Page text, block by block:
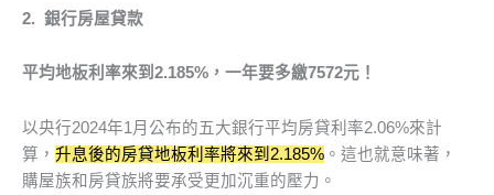
2. 銀行房屋貸款
平均地板利率來到2.185%，一年要多繳7572元！
以央行2024年1月公布的五大銀行平均房貸利率2.06%來計
算， 升息後的房貸地板利率將來到2.185% 。這也就意味著，
購屋族和房貸族將要承受更加沉重的壓力。